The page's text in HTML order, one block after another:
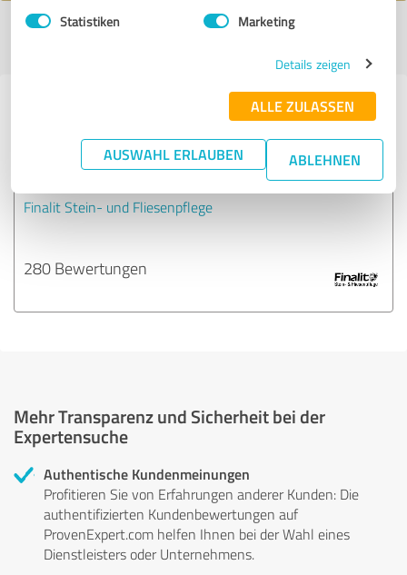
Statistiken Marketing
Details zeigen
ALLE ZULASSEN
AUSWAHL ERLAUBEN ABLEHNEN
Profil aktiv seit 15.11.2018 | Letzte Aktualisierung: 11.01.2019
Erfahrungen zu weiteren
Anbietern aus dem Bereich
Dienstleistungen
Finalit Stein- und Fliesenpflege
280 Bewertungen
Mehr Transparenz und Sicherheit bei der
Expertensuche
Authentische Kundenmeinungen
Profitieren Sie von Erfahrungen anderer Kunden: Die
authentifizierten Kundenbewertungen auf
ProvenExpert.com helfen Ihnen bei der Wahl eines
Dienstleisters oder Unternehmens.